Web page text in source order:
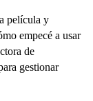
película y
empecé a usar
de
gestionar